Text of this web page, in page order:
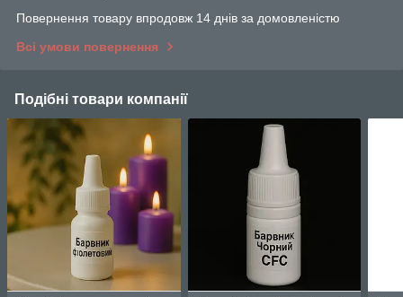
Повернення товару впродовж 14 днів за домовленістю
Всі умови повернення
Подібні товари компанії